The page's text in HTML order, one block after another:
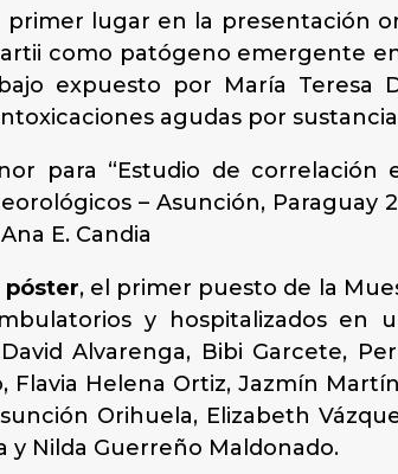
lugar en la presentación
como patógeno emergente
expuesto por María Teresa
agudas por
para “Estudio de
– Asunción, Paraguay
E. Candia
póster, el primer puesto de la
y hospitalizados en
Alvarenga, Bibi Garcete,
Flavia Helena Ortiz, Jazmín
Orihuela, Elizabeth
y Nilda Guerreño Maldonado.